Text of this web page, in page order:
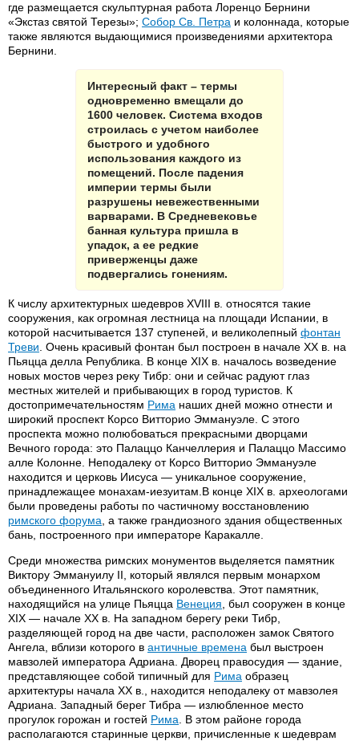
где размещается скульптурная работа Лоренцо Бернини
«Экстаз святой Терезы»; Собор Св. Петра и колоннада, которые
также являются выдающимися произведениями архитектора
Бернини.
Интересный факт – термы
одновременно вмещали до
1600 человек. Система входов
строилась с учетом наиболее
быстрого и удобного
использования каждого из
помещений. После падения
империи термы были
разрушены невежественными
варварами. В Средневековье
банная культура пришла в
упадок, а ее редкие
приверженцы даже
подвергались гонениям.
К числу архитектурных шедевров XVIII в. относятся такие
сооружения, как огромная лестница на площади Испании, в
которой насчитывается 137 ступеней, и великолепный фонтан
Треви . Очень красивый фонтан был построен в начале XX в. на
Пьяцца делла Република. В конце XIX в. началось возведение
новых мостов через реку Тибр: они и сейчас радуют глаз
местных жителей и прибывающих в город туристов. К
достопримечательностям Рима наших дней можно отнести и
широкий проспект Корсо Витторио Эммануэле. С этого
проспекта можно полюбоваться прекрасными дворцами
Вечного города: это Палаццо Канчеллерия и Палаццо Массимо
алле Колонне. Неподалеку от Корсо Витторио Эммануэле
находится и церковь Иисуса — уникальное сооружение,
принадлежащее монахам-иезуитам.В конце XIX в. археологами
были проведены работы по частичному восстановлению
римского форума , а также грандиозного здания общественных
бань, построенного при императоре Каракалле.
Среди множества римских монументов выделяется памятник
Виктору Эммануилу II, который являлся первым монархом
объединенного Итальянского королевства. Этот памятник,
находящийся на улице Пьяцца Венеция , был сооружен в конце
XIX — начале XX в. На западном берегу реки Тибр,
разделяющей город на две части, расположен замок Святого
Ангела, вблизи которого в античные времена был выстроен
мавзолей императора Адриана. Дворец правосудия — здание,
представляющее собой типичный для Рима образец
архитектуры начала XX в., находится неподалеку от мавзолея
Адриана. Западный берег Тибра — излюбленное место
прогулок горожан и гостей Рима . В этом районе города
располагаются старинные церкви, причисленные к шедеврам